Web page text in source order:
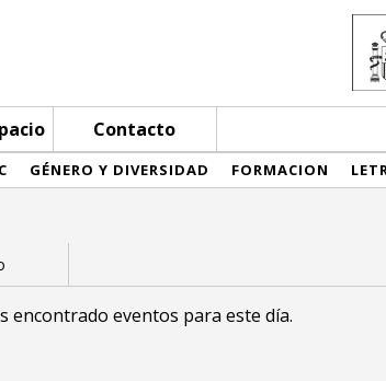
Contacto
GÉNERO Y DIVERSIDAD FORMACION
encontrado eventos para este día.